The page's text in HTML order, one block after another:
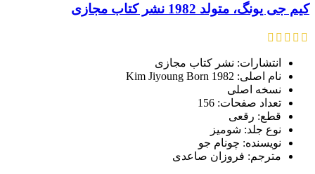
کیم جی یونگ، متولد 1982 نشر کتاب مجازی
انتشارات: نشر کتاب مجازی
نام اصلی: Kim Jiyoung Born 1982
نسخه اصلی
تعداد صفحات: 156
قطع: رقعی
نوع جلد: شومیز
نویسنده: چونام جو
مترجم: فروزان صاعدی